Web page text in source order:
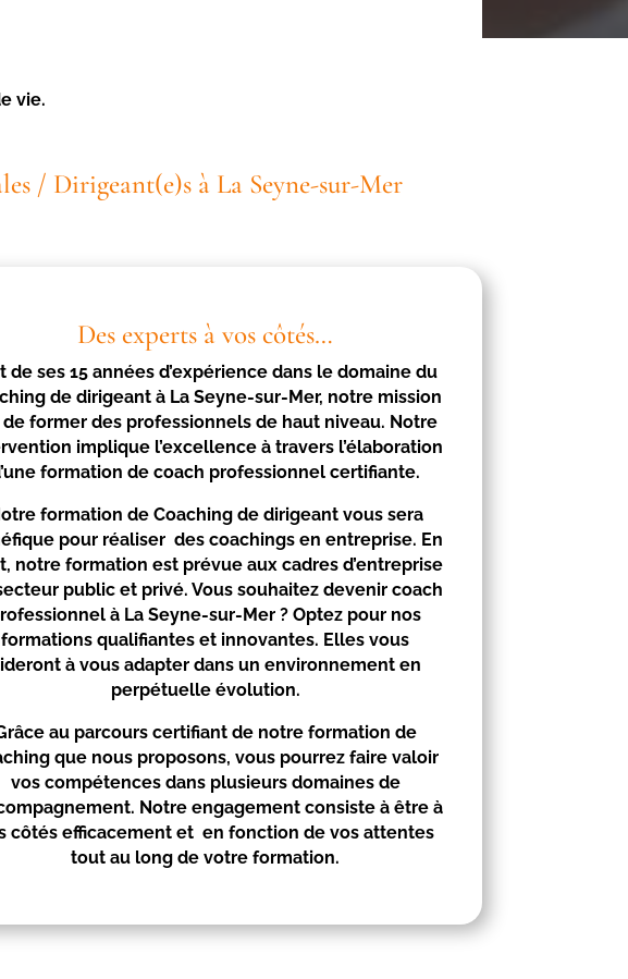
vie.
/ Dirigeant(e)s à La Seyne-sur-Mer
Des experts à vos côtés…
de ses 15 années d’expérience dans le domaine du
de dirigeant à La Seyne-sur-Mer, notre mission
former des professionnels de haut niveau. Notre
implique l’excellence à travers l’élaboration
formation de coach professionnel certifiante.
formation de Coaching de dirigeant vous sera
pour réaliser des coachings en entreprise. En
notre formation est prévue aux cadres d’entreprise
public et privé. Vous souhaitez devenir coach
à La Seyne-sur-Mer ? Optez pour nos
formations qualifiantes et innovantes. Elles vous
à vous adapter dans un environnement en
perpétuelle évolution.
au parcours certifiant de notre formation de
que nous proposons, vous pourrez faire valoir
vos compétences dans plusieurs domaines de
Notre engagement consiste à être à
côtés efficacement et en fonction de vos attentes
tout au long de votre formation.